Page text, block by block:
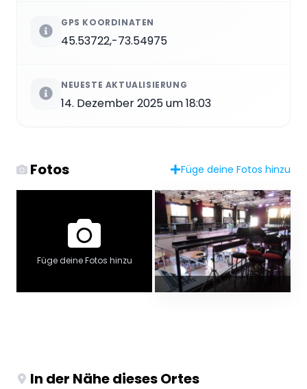
GPS KOORDINATEN
45.53722,-73.54975
NEUESTE AKTUALISIERUNG
14. Dezember 2025 um 18:03
Fotos Füge deine Fotos hinzu
Füge deine Fotos hinzu
In der Nähe dieses Ortes